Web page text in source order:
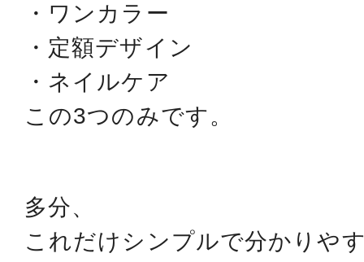
・ワンカラー
・定額デザイン
・ネイルケア
この3つのみです。
多分、
これだけシンプルで分かりや